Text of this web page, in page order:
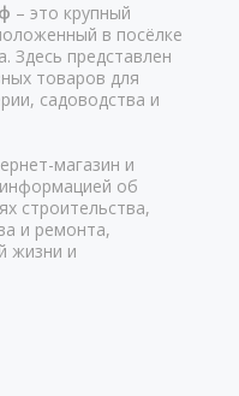
– это крупный
в посёлке
Здесь представлен
товаров для
садоводства и
магазин и
об
строительства,
и ремонта,
жизни и